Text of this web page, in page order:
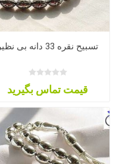
تسبیح نقره 33 دانه بی نظیر
قیمت تماس بگیرید